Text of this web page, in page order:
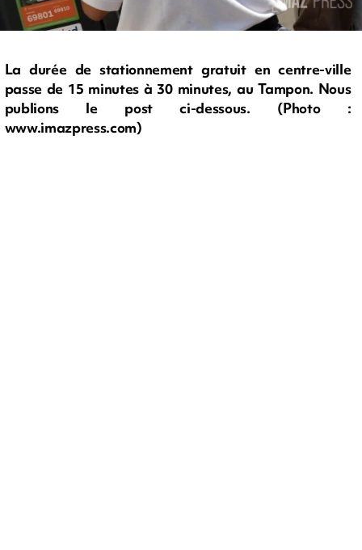
La durée de stationnement gratuit en centre-ville
passe de 15 minutes à 30 minutes, au Tampon. Nous
publions le post ci-dessous. (Photo :
www.imazpress.com)